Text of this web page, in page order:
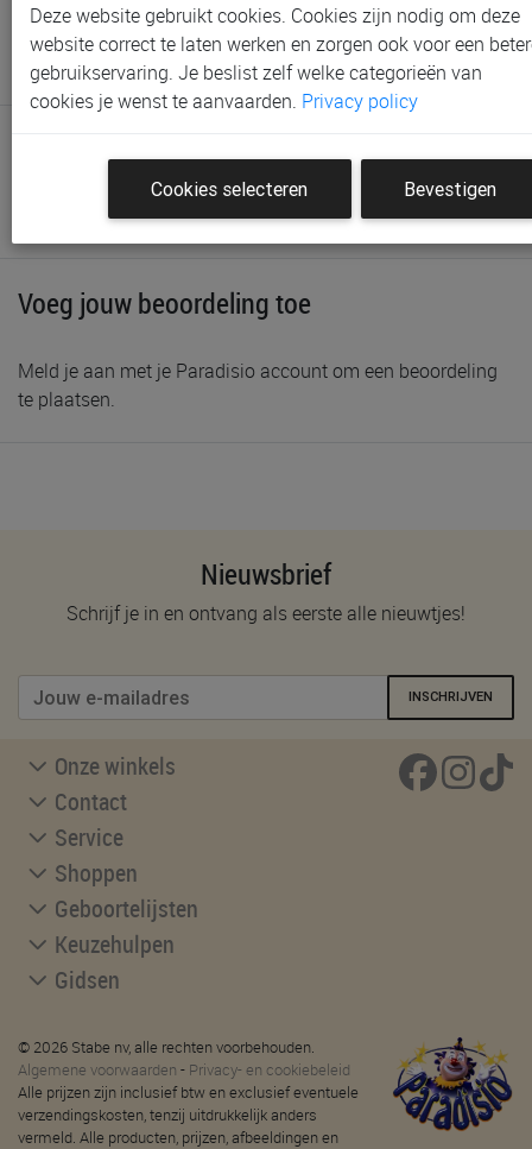
Layla Asabbane uit GENK op 11
januari 2022
Voeg jouw beoordeling toe
Meld je aan met je Paradisio account om een beoordeling
te plaatsen.
Nieuwsbrief
Schrijf je in en ontvang als eerste alle nieuwtjes!
INSCHRIJVEN
Onze winkels
Contact
Service
Shoppen
Geboortelijsten
Keuzehulpen
Gidsen
© 2026 Stabe nv, alle rechten voorbehouden.
Algemene voorwaarden - Privacy- en cookiebeleid
Alle prijzen zijn inclusief btw en exclusief eventuele
verzendingskosten, tenzij uitdrukkelijk anders
vermeld. Alle producten, prijzen, afbeeldingen en
Deze website gebruikt cookies. Cookies zijn nodig om deze
website correct te laten werken en zorgen ook voor een
gebruikservaring. Je beslist zelf welke categorieën van
cookies je wenst te aanvaarden. Privacy policy
Cookies selecteren Bevestigen